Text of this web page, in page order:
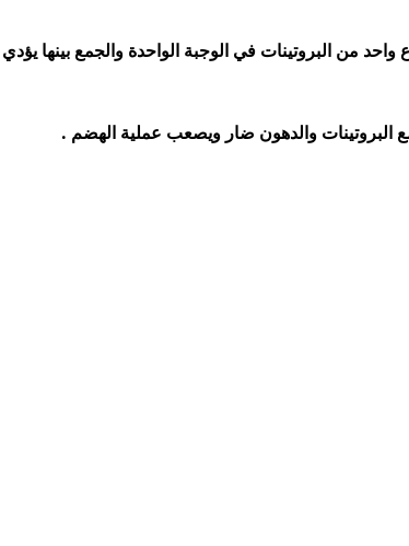
من البروتينات في الوجبة الواحدة والجمع بينها يؤدي
البروتينات والدهون ضار ويصعب عملية الهضم .